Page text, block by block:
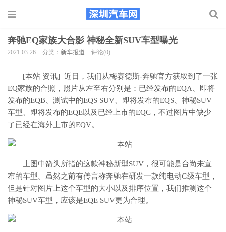
奔驰EQ家族大合影 神秘全新SUV车型曝光
2021-03-26 分类： 新车报道 评论(0)
[本站 资讯] 近日，我们从梅赛德斯-奔驰官方获取到了一张
EQ家族的合照，照片从左至右分别是：已经发布的EQA、即将
发布的EQB、测试中的EQS SUV、即将发布的EQS、神秘SUV
车型、即将发布的EQE以及已经上市的EQC，不过图片中缺少
了已经在海外上市的EQV。
上图中箭头所指的这款神秘新型SUV，很可能是台尚未宣
布的车型。虽然之前有传言称奔驰在研发一款纯电动G级车型，
但是针对图片上这个车型的大小以及排序位置，我们推测这个
神秘SUV车型，应该是EQE SUV更为合理。